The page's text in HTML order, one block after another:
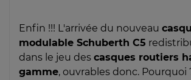
Enfin !!! L'arrivée du nouveau
modulable Schuberth C5
dans le jeu des casques routiers
gamme, ouvrables donc. Pourquoi